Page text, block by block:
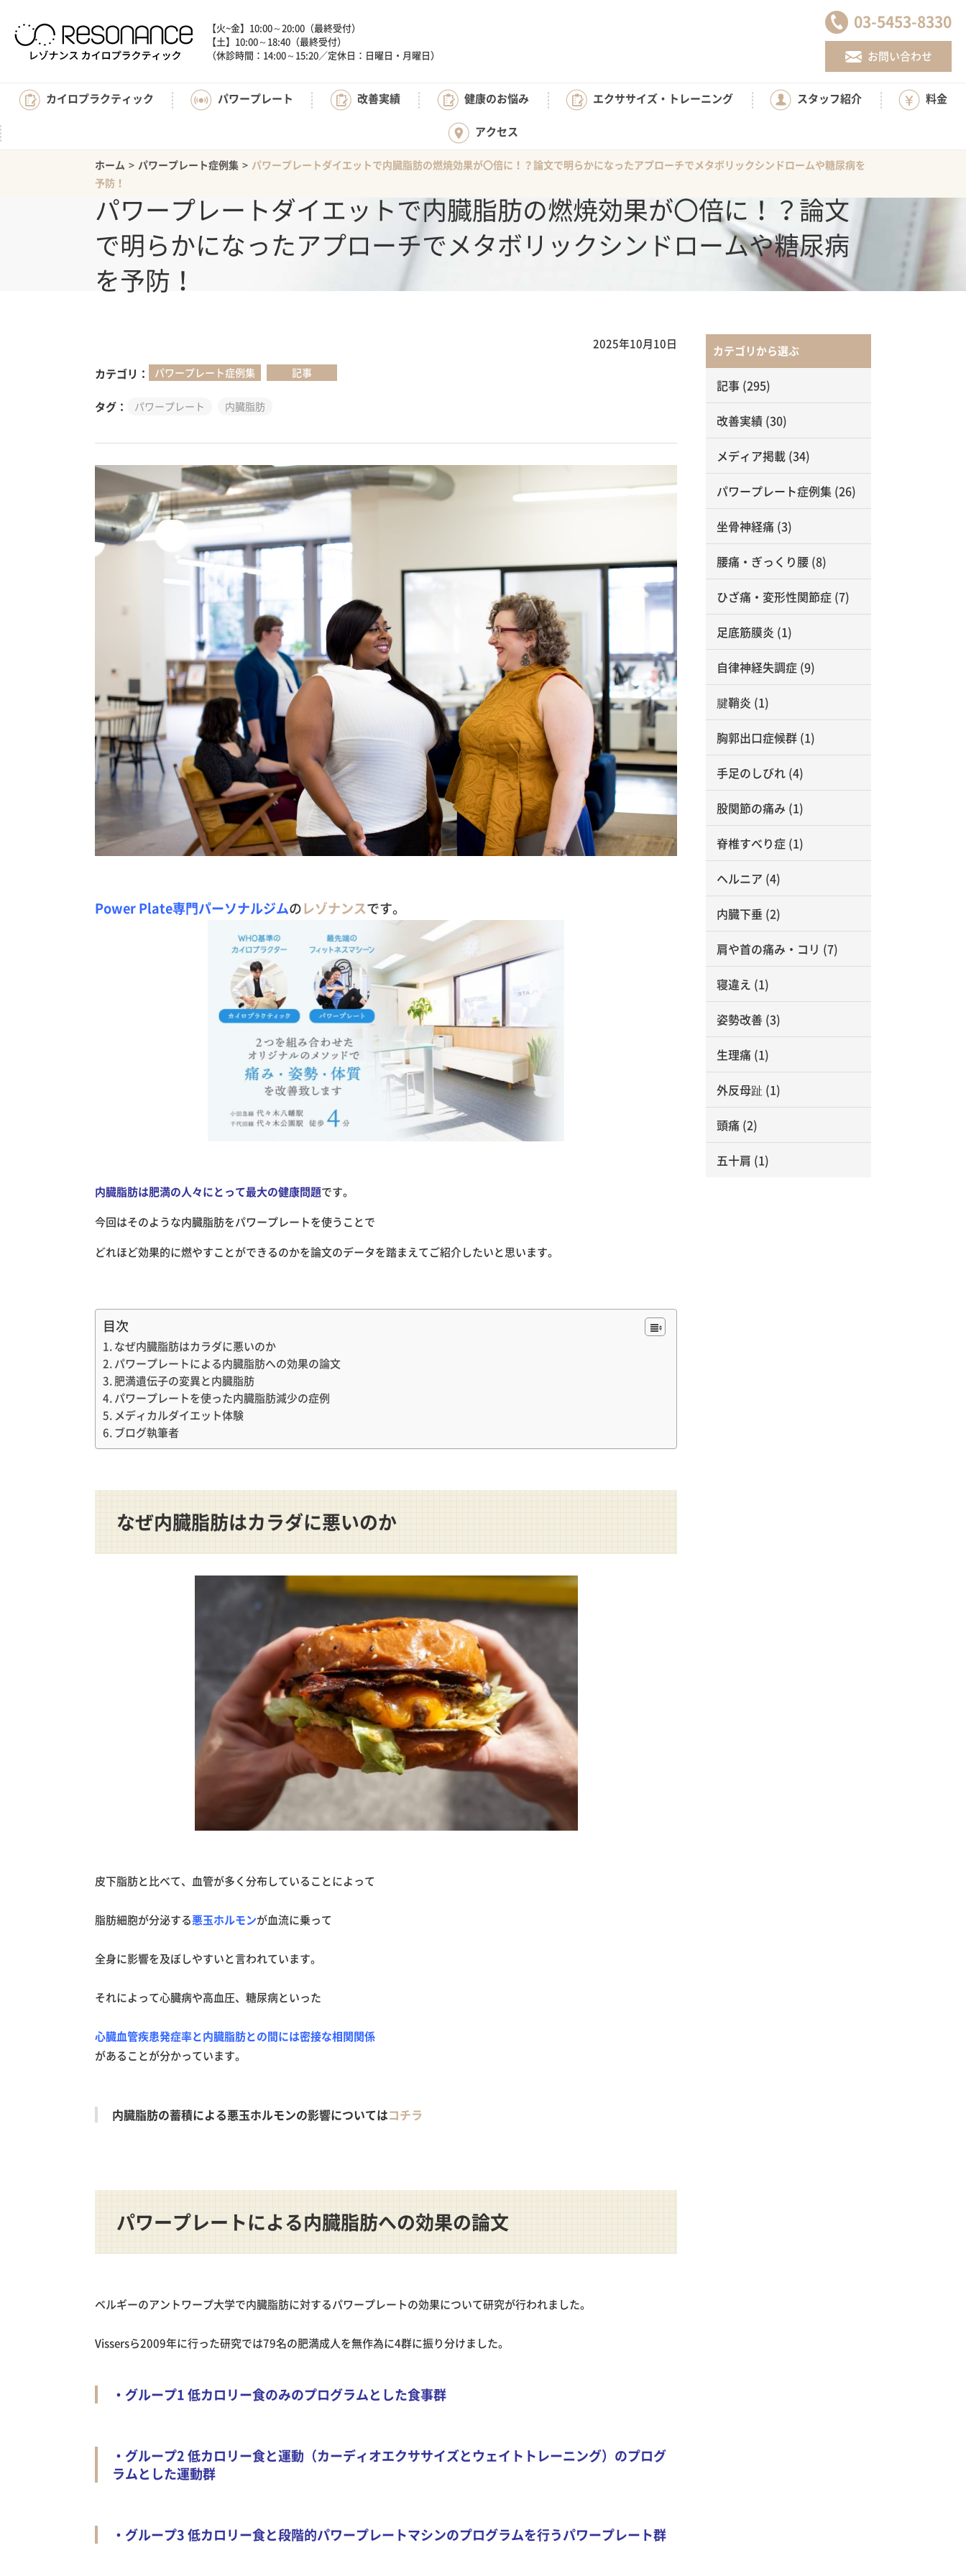
【火~金】10:00～20:00（最終受付）
【土】10:00～18:40（最終受付）
（休診時間：14:00～15:20／定休日：日曜日・月曜日）
03-5453-8330
お問い合わせ
カイロプラクティック パワープレート 改善実績 健康のお悩み エクササイズ・トレーニング スタッフ紹介 料金
アクセス
ホーム > パワープレート症例集 > パワープレートダイエットで内臓脂肪の燃焼効果が〇倍に！？論文で明らかになったアプローチでメタボリックシンドロームや糖尿病を
予防！
パワープレートダイエットで内臓脂肪の燃焼効果が〇倍に！？論文
で明らかになったアプローチでメタボリックシンドロームや糖尿病
を予防！
2025年10月10日
カテゴリ
パワープレート症例集 記事
タグ パワープレート 内臓脂肪
Power Plate専門パーソナルジムのレゾナンスです。
内臓脂肪は肥満の人々にとって最大の健康問題です。
今回はそのような内臓脂肪をパワープレートを使うことで
どれほど効果的に燃やすことができるのかを論文のデータを踏まえてご紹介したいと思います。
目次
なぜ内臓脂肪はカラダに悪いのか
パワープレートによる内臓脂肪への効果の論文
肥満遺伝子の変異と内臓脂肪
パワープレートを使った内臓脂肪減少の症例
メディカルダイエット体験
ブログ執筆者
なぜ内臓脂肪はカラダに悪いのか
皮下脂肪と比べて、血管が多く分布していることによって
脂肪細胞が分泌する悪玉ホルモンが血流に乗って
全身に影響を及ぼしやすいと言われています。
それによって心臓病や高血圧、糖尿病といった
心臓血管疾患発症率と内臓脂肪との間には密接な相関関係
があることが分かっています。
内臓脂肪の蓄積による悪玉ホルモンの影響についてはコチラ
パワープレートによる内臓脂肪への効果の論文
ベルギーのアントワープ大学で内臓脂肪に対するパワープレートの効果について研究が行われました。
Vissersら2009年に行った研究では79名の肥満成人を無作為に4群に振り分けました。
・グループ1 低カロリー食のみのプログラムとした食事群
・グループ2 低カロリー食と運動（カーディオエクササイズとウェイトトレーニング）のプログ
ラムとした運動群
・グループ3 低カロリー食と段階的パワープレートマシンのプログラムを行うパワープレート群
カテゴリから選ぶ
記事 (295)
改善実績 (30)
メディア掲載 (34)
パワープレート症例集 (26)
坐骨神経痛 (3)
腰痛・ぎっくり腰 (8)
ひざ痛・変形性関節症 (7)
足底筋膜炎 (1)
自律神経失調症 (9)
腱鞘炎 (1)
胸郭出口症候群 (1)
手足のしびれ (4)
股関節の痛み (1)
脊椎すべり症 (1)
ヘルニア (4)
内臓下垂 (2)
肩や首の痛み・コリ (7)
寝違え (1)
姿勢改善 (3)
生理痛 (1)
外反母趾 (1)
頭痛 (2)
五十肩 (1)